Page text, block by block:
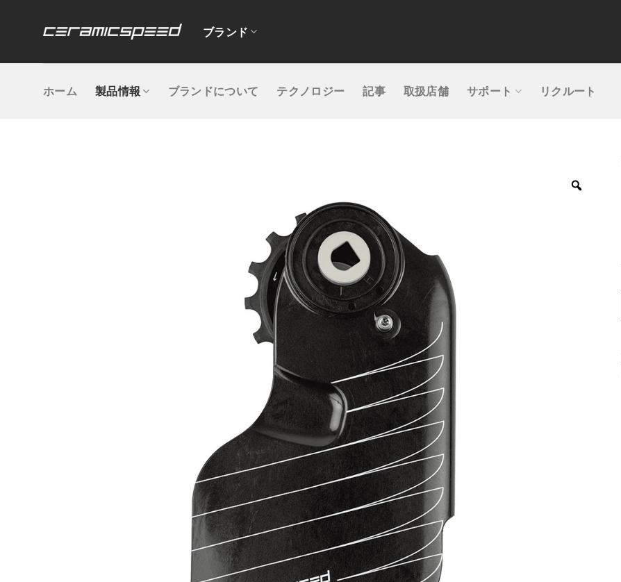
ブランド
ホーム 製品情報 ブランドについて テクノロジー 記事 取扱店舗 サポート リクルート